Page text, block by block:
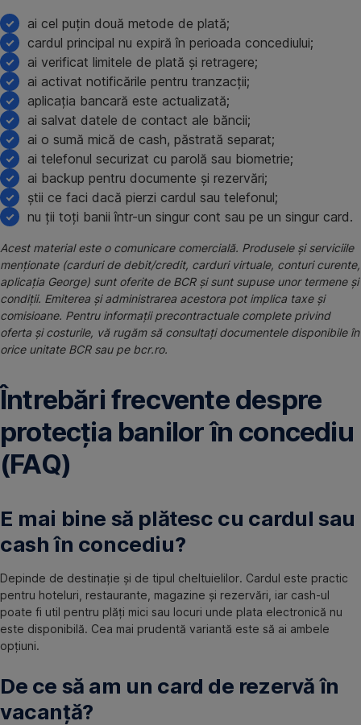
ai cel puțin două metode de plată;
cardul principal nu expiră în perioada concediului;
ai verificat limitele de plată și retragere;
ai activat notificările pentru tranzacții;
aplicația bancară este actualizată;
ai salvat datele de contact ale băncii;
ai o sumă mică de cash, păstrată separat;
ai telefonul securizat cu parolă sau biometrie;
ai backup pentru documente și rezervări;
știi ce faci dacă pierzi cardul sau telefonul;
nu ții toți banii într-un singur cont sau pe un singur card.
Acest material este o comunicare comercială. Produsele și serviciile
menționate (carduri de debit/credit, carduri virtuale, conturi curente,
aplicația George) sunt oferite de BCR și sunt supuse unor termene și
condiții. Emiterea și administrarea acestora pot implica taxe și
comisioane. Pentru informații precontractuale complete privind
oferta și costurile, vă rugăm să consultați documentele disponibile în
orice unitate BCR sau pe bcr.ro.
Întrebări frecvente despre
protecția banilor în concediu
(FAQ)
E mai bine să plătesc cu cardul sau
cash în concediu?
Depinde de destinație și de tipul cheltuielilor. Cardul este practic
pentru hoteluri, restaurante, magazine și rezervări, iar cash-ul
poate fi util pentru plăți mici sau locuri unde plata electronică nu
este disponibilă. Cea mai prudentă variantă este să ai ambele
opțiuni.
De ce să am un card de rezervă în
vacanță?